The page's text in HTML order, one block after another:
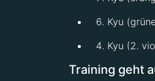
Kyu
Kyu (2.
Training geht